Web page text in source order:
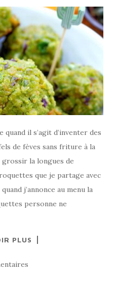
quand il s’agit d’inventer des
de fèves sans friture à la
la longues de
que je partage avec
j’annonce au menu la
personne ne
PLUS